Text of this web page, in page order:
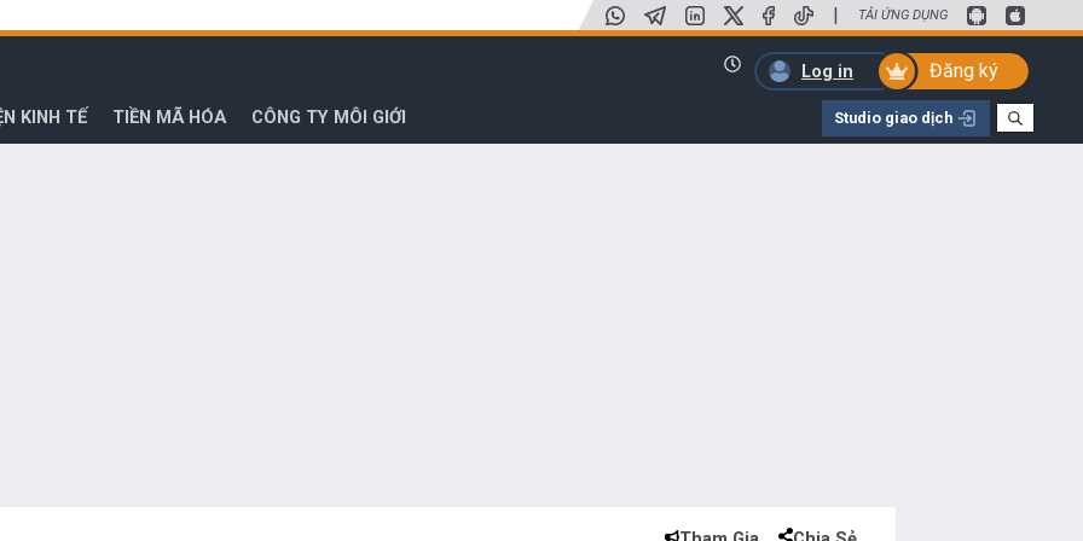
| TẢI ỨNG DỤNG
Log in
Đăng ký
KINH TẾ TIỀN MÃ HÓA CÔNG TY MÔI GIỚI Studio giao dịch